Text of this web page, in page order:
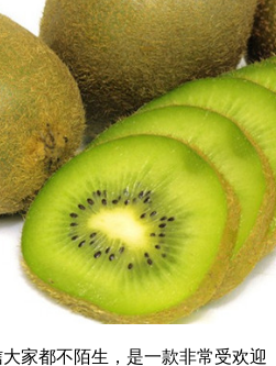
家都不陌生，是一款非常受欢迎